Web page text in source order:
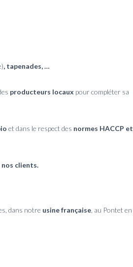
, tapenades, …
producteurs locaux pour compléter sa
et dans le respect des normes HACCP et
clients.
dans notre usine française , au Pontet en